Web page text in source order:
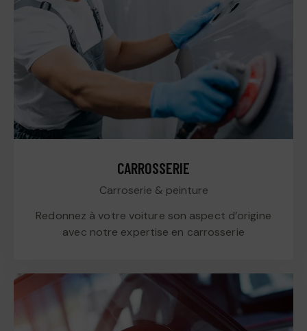
CARROSSERIE
Carroserie & peinture
Redonnez à votre voiture son aspect d’origine
avec notre expertise en carrosserie